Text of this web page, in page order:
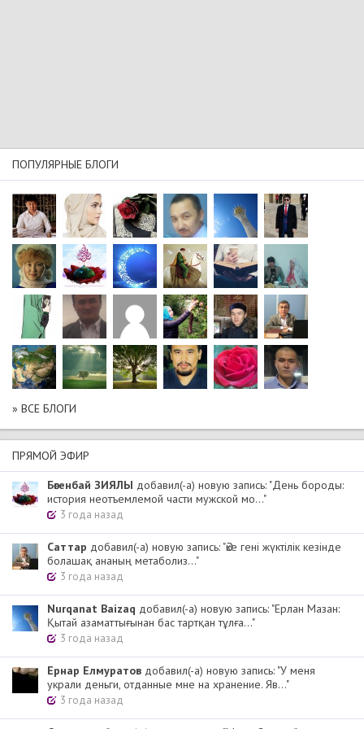
ПОПУЛЯРНЫЕ БЛОГИ
» ВСЕ БЛОГИ
ПРЯМОЙ ЭФИР
Бөгенбай ЗИЯЛЫ добавил(-а) новую запись: "День бороды:
история неотъемлемой части мужской мо..."
3 года назад
Cаттар добавил(-а) новую запись: "Әке гені жүктілік кезінде
болашақ ананың метаболиз..."
3 года назад
Nurqanat Baizaq добавил(-а) новую запись: "Ерлан Мазан:
Қытай азаматтығынан бас тартқан тұлға..."
3 года назад
Ернар Елмуратов добавил(-а) новую запись: "У меня
украли деньги, отданные мне на хранение. Яв..."
3 года назад